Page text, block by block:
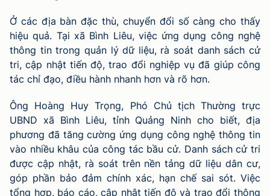
Ở các địa bàn đặc thù, chuyển đổi số càng cho thấy
hiệu quả. Tại xã Bình Liêu, việc ứng dụng công nghệ
thông tin trong quản lý dữ liệu, rà soát danh sách cử
tri, cập nhật tiến độ, trao đổi nghiệp vụ đã giúp công
tác chỉ đạo, điều hành nhanh hơn và rõ hơn.
Ông Hoàng Huy Trọng, Phó Chủ tịch Thường trực
UBND xã Bình Liêu, tỉnh Quảng Ninh cho biết, địa
phương đã tăng cường ứng dụng công nghệ thông tin
vào nhiều khâu của công tác bầu cử. Danh sách cử tri
được cập nhật, rà soát trên nền tảng dữ liệu dân cư,
góp phần bảo đảm chính xác, hạn chế sai sót. Việc
tổng hợp, báo cáo, cập nhật tiến độ và trao đổi thông